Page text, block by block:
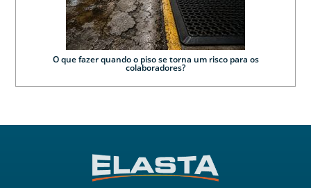
O que fazer quando o piso se torna um risco para os
colaboradores?